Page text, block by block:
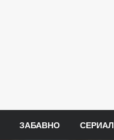
ЗАБАВНО СЕРИАЛ